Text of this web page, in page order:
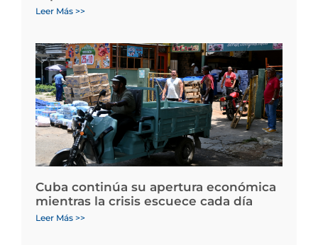
Leer Más >>
Cuba continúa su apertura económica
mientras la crisis escuece cada día
Leer Más >>